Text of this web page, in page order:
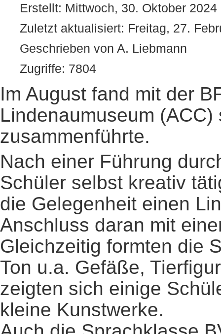
Erstellt: Mittwoch, 30. Oktober 2024
Zuletzt aktualisiert: Freitag, 27.
Geschrieben von A. Liebmann
Zugriffe: 7804
Im August fand mit der
Lindenaumuseum
zusammenführte.
Nach einer Führung
Schüler selbst kreativ
die Gelegenheit einen
Anschluss daran mit
Gleichzeitig formten die
Ton u.a. Gefäße,
zeigten sich einige
kleine Kunstwerke.